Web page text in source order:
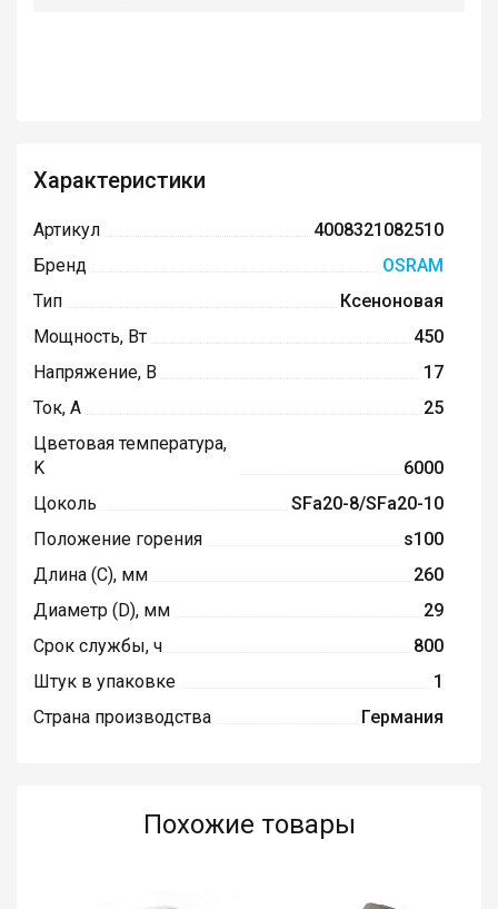
Характеристики
Артикул
4008321082510
Бренд
OSRAM
Тип
Ксеноновая
Мощность, Вт
450
Напряжение, В
17
Ток, А
25
Цветовая температура,
K
6000
Цоколь
SFa20-8/SFa20-10
Положение горения
s100
Длина (C), мм
260
Диаметр (D), мм
29
Срок службы, ч
800
Штук в упаковке
1
Страна производства
Германия
Похожие товары